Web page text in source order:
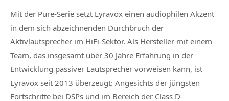
Mit der Pure-Serie setzt Lyravox einen audiophilen Akzent
in dem sich abzeichnenden Durchbruch der
Aktivlautsprecher im HiFi-Sektor. Als Hersteller mit einem
Team, das insgesamt über 30 Jahre Erfahrung in der
Entwicklung passiver Lautsprecher vorweisen kann, ist
Lyravox seit 2013 überzeugt: Angesichts der jüngsten
Fortschritte bei DSPs und im Bereich der Class D-